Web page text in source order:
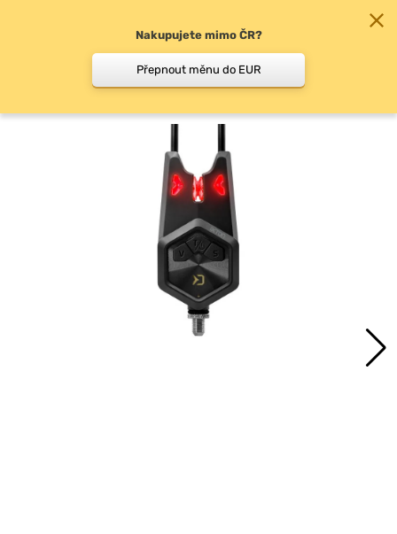
Signalizátory záběru
Nakupujete mimo ČR?
Přepnout měnu do EUR